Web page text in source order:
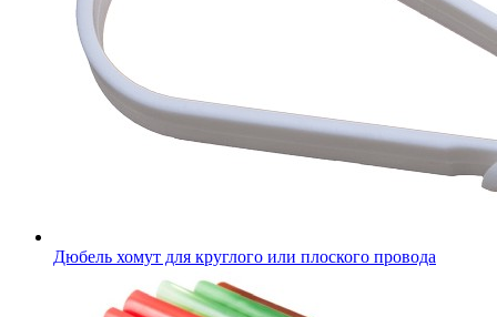
Дюбель хомут для круглого или плоского провода